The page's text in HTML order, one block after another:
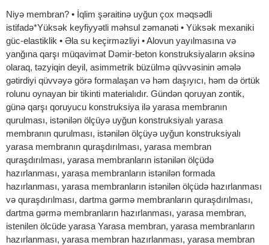
Niyə membran? • İqlim şəraitinə uyğun çox məqsədli
istifadə*Yüksək keyfiyyətli məhsul zəmanəti • Yüksək mexaniki
güc-elastiklik • Əla su keçirməzliyi • Alovun yayılmasına və
yanğına qarşı müqavimət Dəmir-beton konstruksiyaların əksinə
olaraq, təzyiqin deyil, asimmetrik büzülmə qüvvəsinin əmələ
gətirdiyi qüvvəyə görə formalaşan və həm daşıyıcı, həm də örtük
rolunu oynayan bir tikinti materialıdır. Gündən qoruyan zontik,
günə qarşı qoruyucu konstruksiya ilə yarasa membranın
qurulması, istənilən ölçüyə uyğun konstruksiyalı yarasa
membranın qurulması, istənilən ölçüyə uyğun konstruksiyalı
yarasa membranın quraşdırılması, yarasa membran
quraşdırılması, yarasa membranların istənilən ölçüdə
hazırlanması, yarasa membranların istənilən formada
hazırlanması, yarasa membranların istənilən ölçüdə hazırlanması
və quraşdırılması, dartma gərmə membranların quraşdırılması,
dartma gərmə membranların hazırlanması, yarasa membran,
istenilen ölcüde yarasa Yarasa membran, yarasa membranların
hazırlanması, yarasa membran hazırlanması, yarasa membran